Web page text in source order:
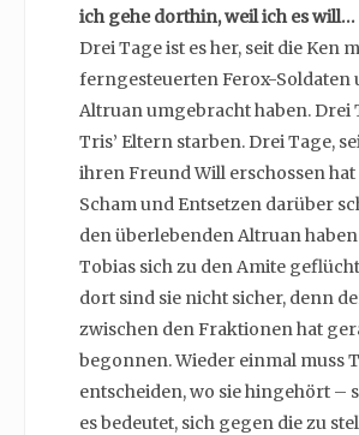
ich gehe dorthin, weil ich es will…
Drei Tage ist es her, seit die Ken
ferngesteuerten Ferox-Soldaten
Altruan umgebracht haben. Drei
Tris’ Eltern starben. Drei Tage,
ihren Freund Will erschossen
Scham und Entsetzen darüber
den überlebenden Altruan
Tobias sich zu den Amite
dort sind sie nicht sicher, denn
zwischen den Fraktionen hat
begonnen. Wieder einmal muss
entscheiden, wo sie hingehört –
es bedeutet, sich gegen die zu